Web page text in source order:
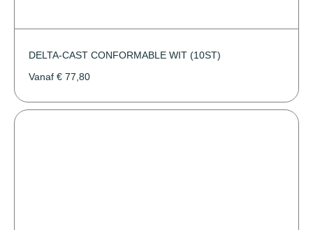
DELTA-CAST CONFORMABLE WIT (10ST)
Vanaf € 77,80